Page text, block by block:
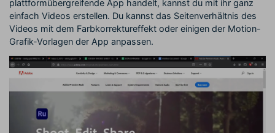
plattformübergreifende App handelt, kannst du mit ihr ganz
einfach Videos erstellen. Du kannst das Seitenverhältnis des
Videos mit dem Farbkorrektureffekt oder einigen der Motion-
Grafik-Vorlagen der App anpassen.